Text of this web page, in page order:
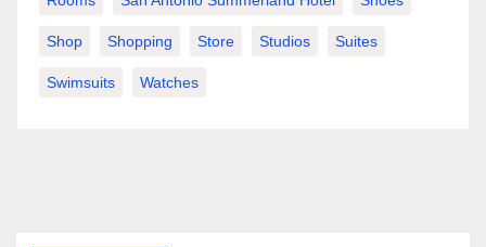
Shop Shopping Store Studios Suites
Swimsuits Watches